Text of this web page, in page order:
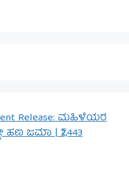
Release: ಮಹಿಳೆಯರ
ಹಣ ಜಮಾ | ₹2,443